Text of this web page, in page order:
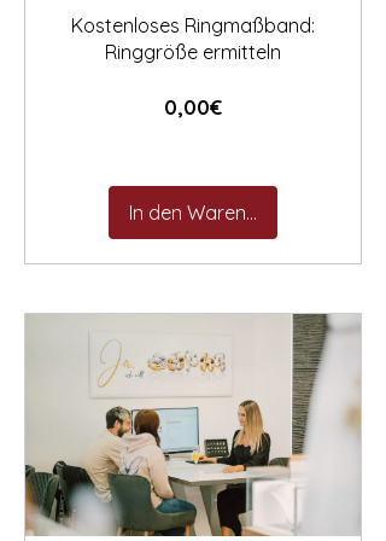
Kostenloses Ringmaßband:
Ringgröße ermitteln
0,00€Preis
In den Warenkorb